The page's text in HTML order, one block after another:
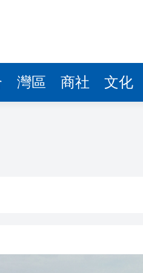
灣區 商社 文化
遺、南北物產盡顯文化魅力